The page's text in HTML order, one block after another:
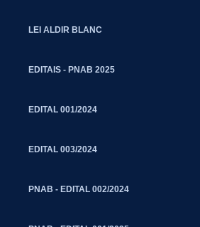
LEI ALDIR BLANC
EDITAIS - PNAB 2025
EDITAL 001/2024
EDITAL 003/2024
PNAB - EDITAL 002/2024